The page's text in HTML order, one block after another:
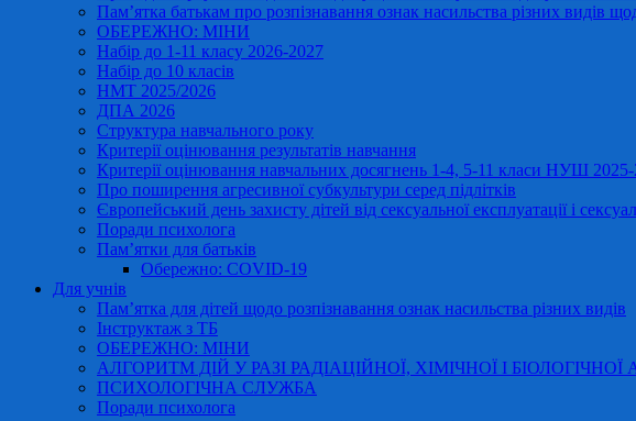
Пам’ятка батькам про розпізнавання ознак насильства різних видів
ОБЕРЕЖНО: МІНИ
Набір до 1-11 класу 2026-2027
Набір до 10 класів
НМТ 2025/2026
ДПА 2026
Структура навчального року
Критерії оцінювання результатів навчання
Критерії оцінювання навчальних досягнень 1-4, 5-11 класи НУШ
Про поширення агресивної субкультури серед підлітків
Європейський день захисту дітей від сексуальної експлуатації і
Поради психолога
Пам’ятки для батьків
Обережно: COVID-19
Для учнів
Пам’ятка для дітей щодо розпізнавання ознак насильства різних видів
Інструктаж з ТБ
ОБЕРЕЖНО: МІНИ
АЛГОРИТМ ДІЙ У РАЗІ РАДІАЦІЙНОЇ, ХІМІЧНОЇ І БІОЛОГІЧНОЇ
ПСИХОЛОГІЧНА СЛУЖБА
Поради психолога